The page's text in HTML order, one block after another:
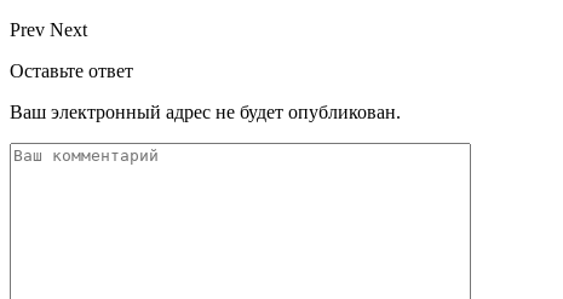
Prev Next
Оставьте ответ
Ваш электронный адрес не будет опубликован.